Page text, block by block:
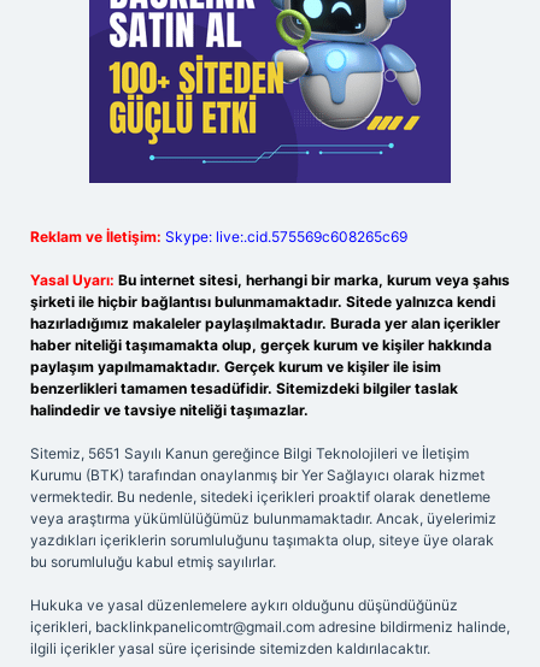
Reklam ve İletişim: Skype: live:.cid.575569c608265c69
Yasal Uyarı: Bu internet sitesi, herhangi bir marka, kurum veya şahıs
şirketi ile hiçbir bağlantısı bulunmamaktadır. Sitede yalnızca kendi
hazırladığımız makaleler paylaşılmaktadır. Burada yer alan içerikler
haber niteliği taşımamakta olup, gerçek kurum ve kişiler hakkında
paylaşım yapılmamaktadır. Gerçek kurum ve kişiler ile isim
benzerlikleri tamamen tesadüfidir. Sitemizdeki bilgiler taslak
halindedir ve tavsiye niteliği taşımazlar.
Sitemiz, 5651 Sayılı Kanun gereğince Bilgi Teknolojileri ve İletişim
Kurumu (BTK) tarafından onaylanmış bir Yer Sağlayıcı olarak hizmet
vermektedir. Bu nedenle, sitedeki içerikleri proaktif olarak denetleme
veya araştırma yükümlülüğümüz bulunmamaktadır. Ancak, üyelerimiz
yazdıkları içeriklerin sorumluluğunu taşımakta olup, siteye üye olarak
bu sorumluluğu kabul etmiş sayılırlar.
Hukuka ve yasal düzenlemelere aykırı olduğunu düşündüğünüz
içerikleri, backlinkpanelicomtr@gmail.com adresine bildirmeniz halinde,
ilgili içerikler yasal süre içerisinde sitemizden kaldırılacaktır.